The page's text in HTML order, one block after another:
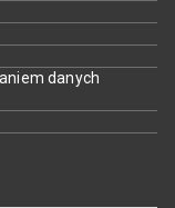
danych